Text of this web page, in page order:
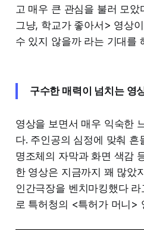
고 매우 큰 관심을 불러 모
그냥, 학교가 좋아서> 영상
수 있지 않을까 라는 기대를
구수한 매력이 넘치는 영
영상을 보면서 매우 익숙한
다. 주인공의 심정에 맞춰 흔
명조체의 자막과 화면 색감
한 영상은 지금까지 꽤 많았
인간극장을 벤치마킹했다
로 특허청의 <특허가 머니>